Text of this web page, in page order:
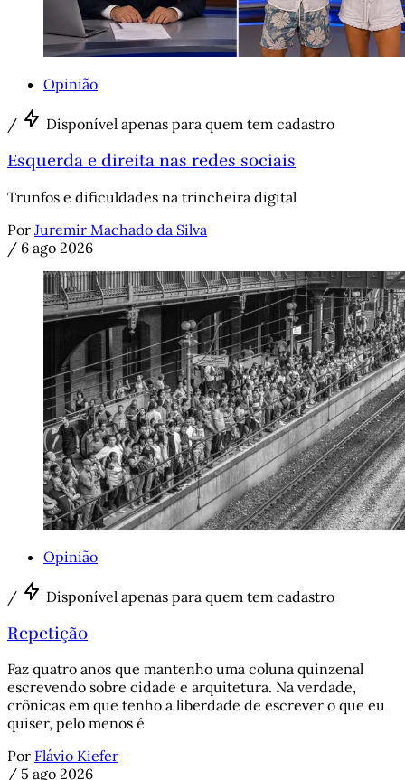
Opinião
/ Disponível apenas para quem tem cadastro
Esquerda e direita nas redes sociais
Trunfos e dificuldades na trincheira digital
Por Juremir Machado da Silva
/ 6 ago 2026
Opinião
/ Disponível apenas para quem tem cadastro
Repetição
Faz quatro anos que mantenho uma coluna quinzenal
escrevendo sobre cidade e arquitetura. Na verdade,
crônicas em que tenho a liberdade de escrever o que eu
quiser, pelo menos é
Por Flávio Kiefer
/ 5 ago 2026